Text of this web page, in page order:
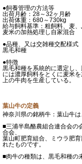
●飼養管理の方法等
出荷月齢：28～32ヶ月齢
出荷体重：680～730kg
給与飼料基準：粗飼料、麦、
麦米の加熱処理し自家混合
●品種、又は交雑種交配様式
黒毛和種
●特徴
黒毛和種を系統的に選定し
には濃厚飼料をとくに麦米
上の牛肉を生産している。
葉山牛の定義
神奈川県の銘柄牛：葉山牛
■三浦半島酪農組合連合会の
合会、
葉山町肥育組合、ミウラ肥
れたものです。
■肉牛の種類は、黒毛和種の